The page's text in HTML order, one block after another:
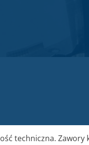
techniczna.